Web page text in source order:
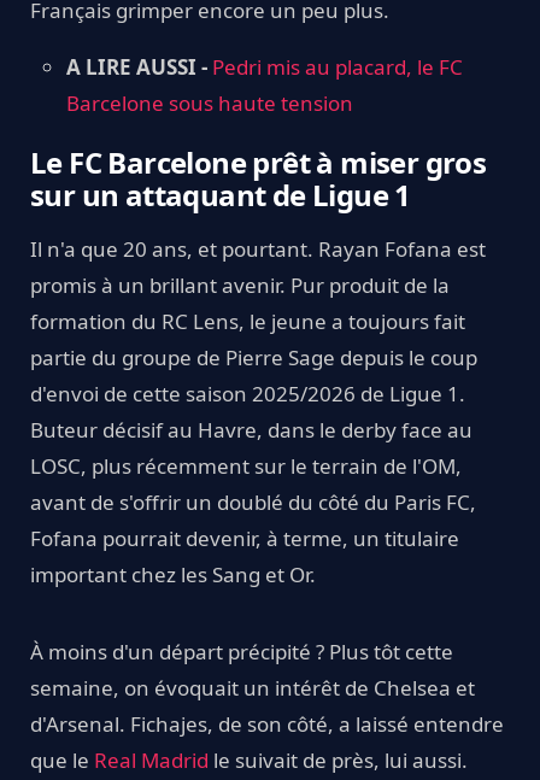
Français grimper encore un peu plus.
A LIRE AUSSI - Pedri mis au placard, le FC
Barcelone sous haute tension
Le FC Barcelone prêt à miser gros
sur un attaquant de Ligue 1
Il n'a que 20 ans, et pourtant. Rayan Fofana est
promis à un brillant avenir. Pur produit de la
formation du RC Lens, le jeune a toujours fait
partie du groupe de Pierre Sage depuis le coup
d'envoi de cette saison 2025/2026 de Ligue 1.
Buteur décisif au Havre, dans le derby face au
LOSC, plus récemment sur le terrain de l'OM,
avant de s'offrir un doublé du côté du Paris FC,
Fofana pourrait devenir, à terme, un titulaire
important chez les Sang et Or.
À moins d'un départ précipité ? Plus tôt cette
semaine, on évoquait un intérêt de Chelsea et
d'Arsenal. Fichajes, de son côté, a laissé entendre
que le Real Madrid le suivait de près, lui aussi.